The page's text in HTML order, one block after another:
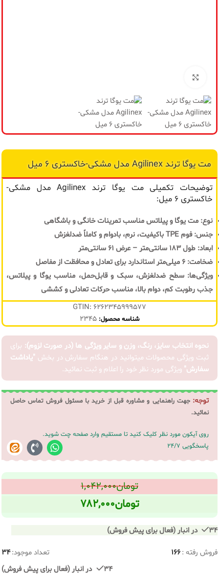
مت یوگا ترند Agilinex مدل مشکی-خاکستری 6 میل
توضیحات تکمیلی مت یوگا ترند Agilinex مدل مشکی-
خاکستری 6 میل:
نوع: مت یوگا و پیلاتس مناسب تمرینات خانگی و باشگاهی
جنس: فوم TPE باکیفیت، نرم، بادوام و کاملاً ضدلغزش
ابعاد: طول 183 سانتی‌متر – عرض 61 سانتی‌متر
ضخامت: 6 میلی‌متر استاندارد برای تعادل و محافظت از مفاصل
ویژگی‌ها: سطح ضدلغزش، سبک و قابل‌حمل، مناسب یوگا و پیلاتس،
جذب رطوبت کم، دوام بالا، مناسب حرکات تعادلی و کششی
GTIN: 6262345999577
شناسه محصول: 2345
نحوه انتخاب سایز، رنگ، وزن و سایر ویژگی ها (در صورت لزوم): برای
ثبت ویژگی محصولات میتوانید در هنگام سفارش در بخش "یاداشت
سفارش" ویژگی مورد نظر خود را اعلام و ثبت نمائید.
توجه:جهت راهنمایی و مشاوره قبل از خرید با مسئول فروش تماس حاصل
نمائید.
روی آیکون مورد نظر کلیک کنید تا مستقیم وارد صفحه چت شوید.
پاسخگویی 24/7
تومان۱,۰۴۲,۰۰۰
تومان۷۸۲,۰۰۰
34 در انبار (فعال برای پیش فروش)
فروش رفته :166 تعداد موجود:34
34 در انبار (فعال برای پیش فروش)